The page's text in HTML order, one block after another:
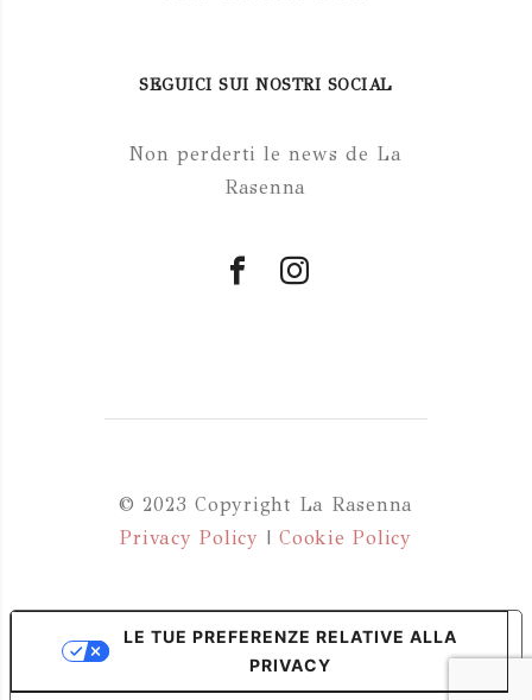
SEGUICI SUI NOSTRI SOCIAL
Non perderti le news de La
Rasenna
© 2023 Copyright La Rasenna
Privacy Policy | Cookie Policy
LE TUE PREFERENZE RELATIVE ALLA
PRIVACY